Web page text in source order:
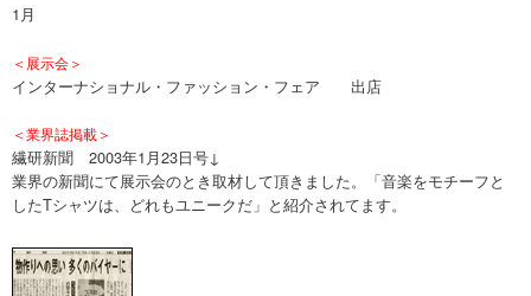
1月
＜展示会＞
インターナショナル・ファッション・フェア 出店
＜業界誌掲載＞
繊研新聞 2003年1月23日号↓
業界の新聞にて展示会のとき取材して頂きました。「音楽をモチーフと
したTシャツは、どれもユニークだ」と紹介されてます。